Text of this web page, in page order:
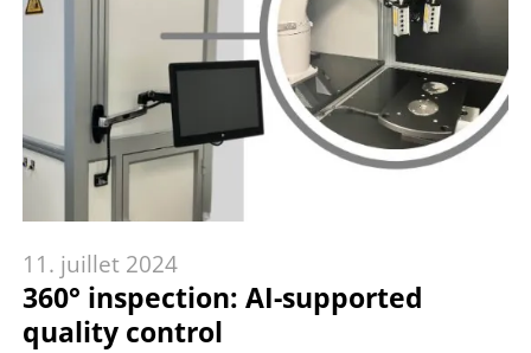
11. juillet 2024
360° inspection: AI-supported
quality control